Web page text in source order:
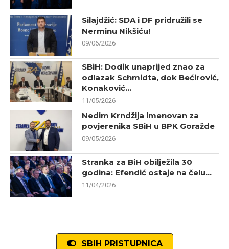
Silajdžić: SDA i DF pridružili se
Nerminu Nikšiću!
09/06/2026
SBiH: Dodik unaprijed znao za
odlazak Schmidta, dok Bećirović,
Konaković...
11/05/2026
Nedim Krndžija imenovan za
povjerenika SBiH u BPK Goražde
09/05/2026
Stranka za BiH obilježila 30
godina: Efendić ostaje na čelu...
11/04/2026
SBIH PRISTUPNICA